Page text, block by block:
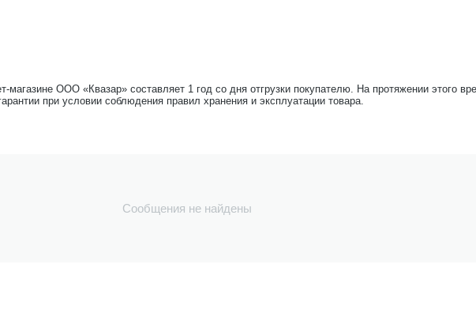
магазине ООО «Квазар» составляет 1 год со дня отгрузки покупателю. На протяжении этого
при условии соблюдения правил хранения и эксплуатации товара.
Сообщения не найдены